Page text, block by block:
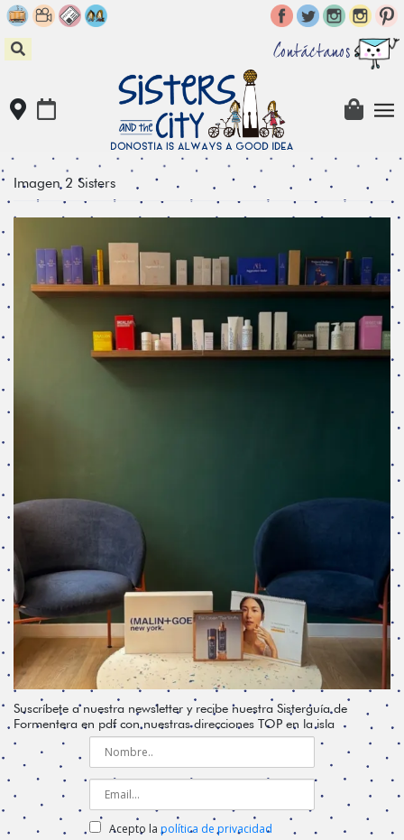
Skip
to
content
Contáctanos
Imagen 2 Sisters
Suscríbete a nuestra newsletter y recibe nuestra Sisterguía de
Formentera en pdf con nuestras direcciones TOP en la isla
Acepto la política de privacidad